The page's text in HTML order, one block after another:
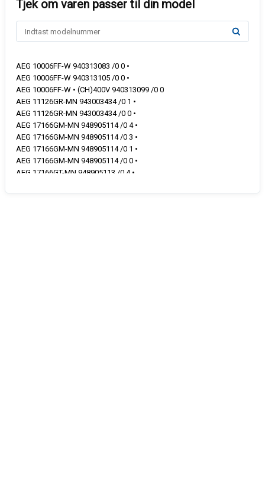
AEG 10006FF-W 940313083 /0 0 •
AEG 10006FF-W 940313105 /0 0 •
AEG 10006FF-W • (CH)400V 940313099 /0 0
AEG 11126GR-MN 943003434 /0 1 •
AEG 11126GR-MN 943003434 /0 0 •
AEG 17166GM-MN 948905114 /0 4 •
AEG 17166GM-MN 948905114 /0 3 •
AEG 17166GM-MN 948905114 /0 1 •
AEG 17166GM-MN 948905114 /0 0 •
AEG 17166GT-MN 948905113 /0 4 •
AEG 17166GT-MN 948905113 /0 1 •